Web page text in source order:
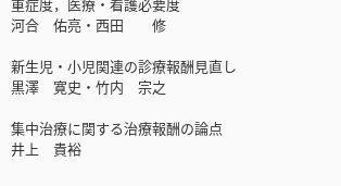
河合 佑亮・西田 修
新生児・小児関連の診療報酬見直し
黒澤 寛史・竹内 宗之
集中治療に関する治療報酬の論点
井上 貴裕